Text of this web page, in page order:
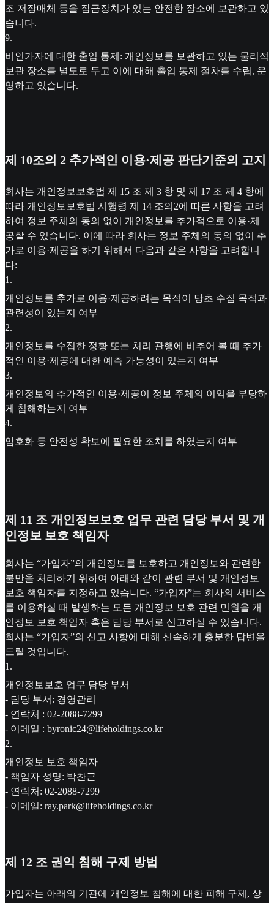
조 저장매체 등을 잠금장치가 있는 안전한 장소에 보관하고 있
습니다.
9.
비인가자에 대한 출입 통제: 개인정보를 보관하고 있는 물리적
보관 장소를 별도로 두고 이에 대해 출입 통제 절차를 수립, 운
영하고 있습니다.
제 10조의 2 추가적인 이용·제공 판단기준의 고지
회사는 개인정보보호법 제 15 조 제 3 항 및 제 17 조 제 4 항에
따라 개인정보보호법 시행령 제 14 조의2에 따른 사항을 고려
하여 정보 주체의 동의 없이 개인정보를 추가적으로 이용·제
공할 수 있습니다. 이에 따라 회사는 정보 주체의 동의 없이 추
가로 이용·제공을 하기 위해서 다음과 같은 사항을 고려합니
다:
1 .
개인정보를 추가로 이용·제공하려는 목적이 당초 수집 목적과
관련성이 있는지 여부
2.
개인정보를 수집한 정황 또는 처리 관행에 비추어 볼 때 추가
적인 이용·제공에 대한 예측 가능성이 있는지 여부
3.
개인정보의 추가적인 이용·제공이 정보 주체의 이익을 부당하
게 침해하는지 여부
4.
암호화 등 안전성 확보에 필요한 조치를 하였는지 여부
제 11 조 개인정보보호 업무 관련 담당 부서 및 개
인정보 보호 책임자
회사는 “가입자”의 개인정보를 보호하고 개인정보와 관련한
불만을 처리하기 위하여 아래와 같이 관련 부서 및 개인정보
보호 책임자를 지정하고 있습니다. “가입자”는 회사의 서비스
를 이용하실 때 발생하는 모든 개인정보 보호 관련 민원을 개
인정보 보호 책임자 혹은 담당 부서로 신고하실 수 있습니다.
회사는 “가입자”의 신고 사항에 대해 신속하게 충분한 답변을
드릴 것입니다.
1 .
개인정보보호 업무 담당 부서
- 담당 부서: 경영관리
- 연락처 : 02-2088-7299
- 이메일 : byronic24@lifeholdings.co.kr
2.
개인정보 보호 책임자
- 책임자 성명: 박찬근
- 연락처: 02-2088-7299
- 이메일: ray.park@lifeholdings.co.kr
제 12 조 권익 침해 구제 방법
가입자는 아래의 기관에 개인정보 침해에 대한 피해 구제, 상